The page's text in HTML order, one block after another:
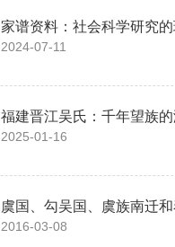
家谱资料：社会科学研究
2024-07-11
福建晋江吴氏：千年望族
2025-01-16
虞国、勾吴国、虞族南迁
2016-03-08